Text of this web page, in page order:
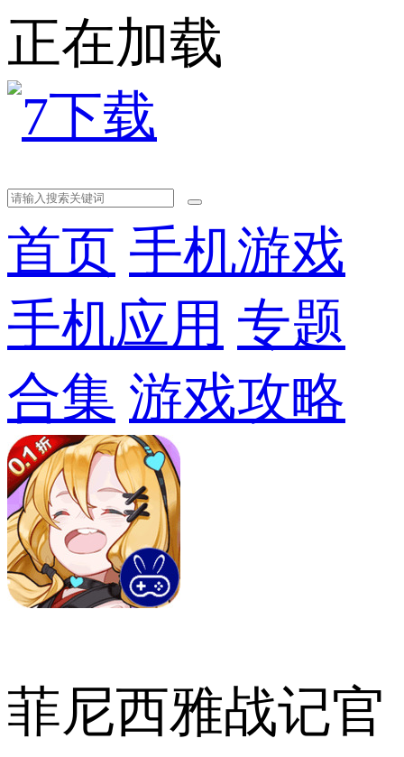
正在加载
首页 手机游戏
手机应用 专题
合集 游戏攻略
菲尼西雅战记官